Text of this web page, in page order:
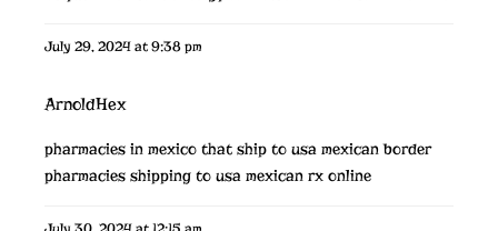
July 29, 2024 at 9:38 pm
ArnoldHex
pharmacies in mexico that ship to usa mexican border
pharmacies shipping to usa mexican rx online